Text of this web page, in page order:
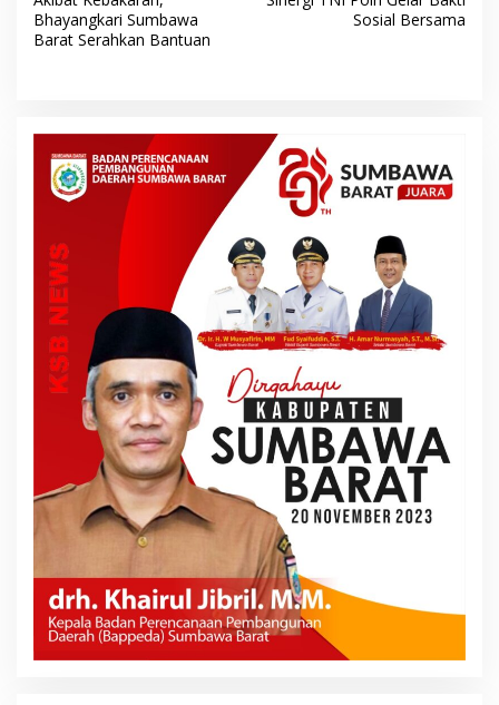
a
v
a
o
Bhayangkari Sumbawa
Barat Serahkan Bantuan
Sosial Bersama